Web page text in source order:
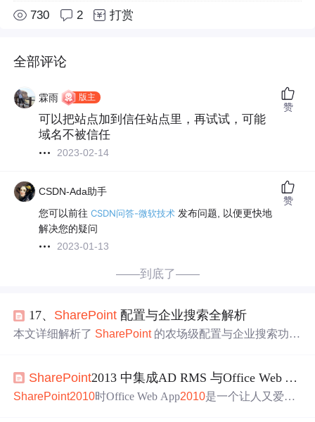
730 2 打赏
全部评论
霖雨 版主
可以把站点加到信任站点里，再试试，可能
域名不被信任
2023-02-14
赞
CSDN-Ada助手
您可以前往 CSDN问答-微软技术发布问题, 以便更快地
解决您的疑问
2023-01-13
赞
——到底了——
17、 SharePoint 配置与企业搜索全解析
本文详细解析了 SharePoint的农场级配置与企业搜索功能
理组、SPD 设置等关键配置。同时，深入探讨了SharePoi
nt2013 企业搜索的组件架构、拓扑规划与更改流程、内容
SharePoint2013 中集成AD RMS 与Office Web App 2013集成
SharePoint2010时Office Web App2010是一个让人又爱又